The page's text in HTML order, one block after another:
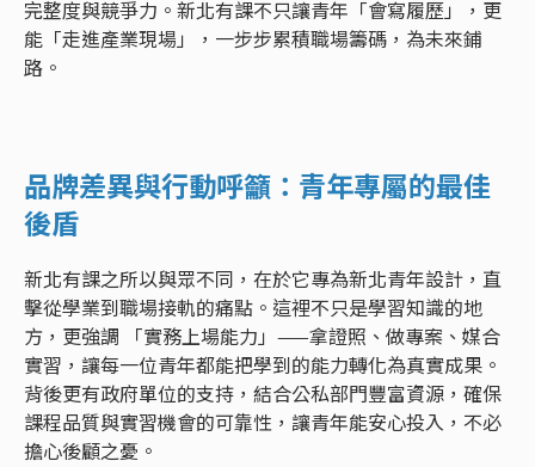
完整度與競爭力。新北有課不只讓青年「會寫履歷」，更
能「走進產業現場」，一步步累積職場籌碼，為未來鋪
路。
品牌差異與行動呼籲：青年專屬的最佳
後盾
新北有課之所以與眾不同，在於它專為新北青年設計，直
擊從學業到職場接軌的痛點。這裡不只是學習知識的地
方，更強調 「實務上場能力」——拿證照、做專案、媒合
實習，讓每一位青年都能把學到的能力轉化為真實成果。
背後更有政府單位的支持，結合公私部門豐富資源，確保
課程品質與實習機會的可靠性，讓青年能安心投入，不必
擔心後顧之憂。